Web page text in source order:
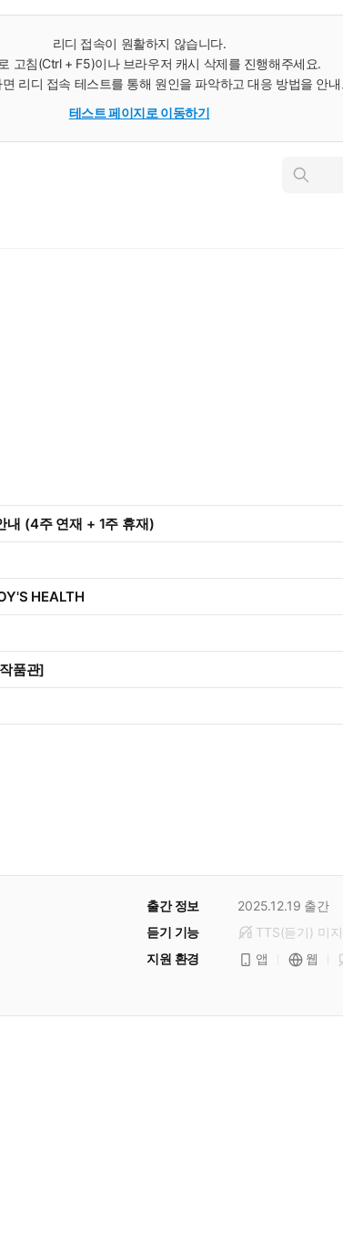
리디 접속이 원활하지 않습니다.
고침(Ctrl + F5)이나 브라우저 캐시 삭제를 진행해주세요.
리디 접속 테스트를 통해 원인을 파악하고 대응 방법을 안
테스트 페이지로 이동하기
인
내 (4주 연재 + 1주 휴재)
HEALTH
품관]
출간 정보 2025.12.19 출간
듣기 기능
TTS(듣기) 미
지원 환경
앱 웹